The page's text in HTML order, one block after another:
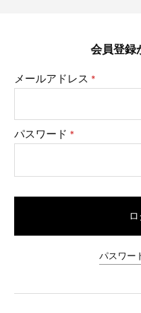
会員登録
メールアドレス
(必
パスワード
(必
パスワー